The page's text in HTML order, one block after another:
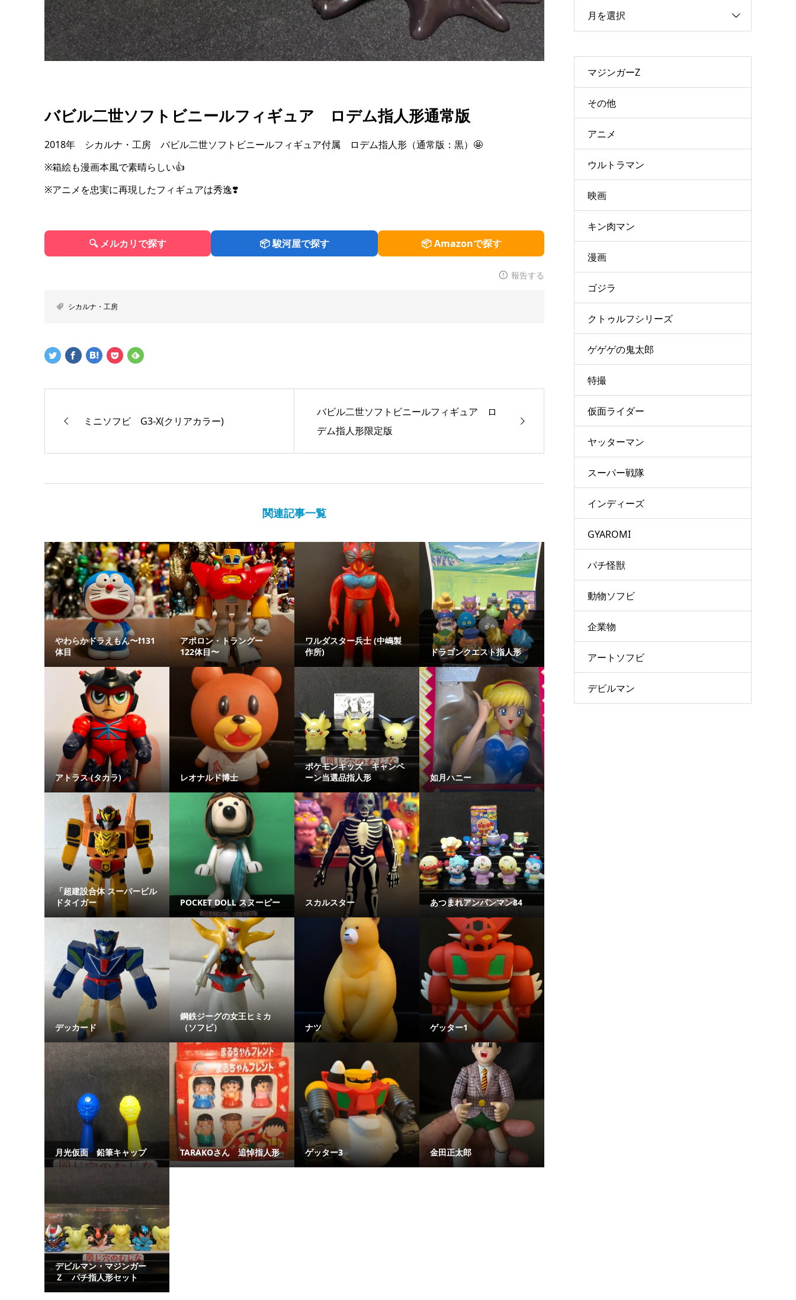
バビル二世ソフトビニールフィギュア ロデム指人形通常版
2018年 シカルナ・工房 バビル二世ソフトビニールフィギュア付属 ロデム指人形（通常版：黒）🤩
※箱絵も漫画本風で素晴らしい👍
※アニメを忠実に再現したフィギュアは秀逸❣️
🔍 メルカリで探す 📦 駿河屋で探す 📦 Amazonで探す
報告する
シカルナ・工房
ミニソフビ G3-X(クリアカラー)
バビル二世ソフトビニールフィギュア ロ
デム指人形限定版
関連記事一覧
やわらかドラえもん〜❗️131
体目
アポロン・トラングー
122体目〜
ワルダスター兵士 (中嶋製
作所)
ドラゴンクエスト指人形
アトラス (タカラ) レオナルド博士
ポケモンキッズ キャンペ
ーン当選品指人形
如月ハニー
「超建設合体 スーパービル
ドタイガー
POCKET DOLL スヌーピー スカルスター あつまれアンパンマン84
デッカード
鋼鉄ジーグの女王ヒミカ
（ソフビ）
ナツ ゲッター1
月光仮面 鉛筆キャップ TARAKOさん 追悼指人形 ゲッター3 金田正太郎
デビルマン・マジンガー
Ｚ パチ指人形セット
月を選択
マジンガーZ
その他
アニメ
ウルトラマン
映画
キン肉マン
漫画
ゴジラ
クトゥルフシリーズ
ゲゲゲの鬼太郎
特撮
仮面ライダー
ヤッターマン
スーパー戦隊
インディーズ
GYAROMI
パチ怪獣
動物ソフビ
企業物
アートソフビ
デビルマン